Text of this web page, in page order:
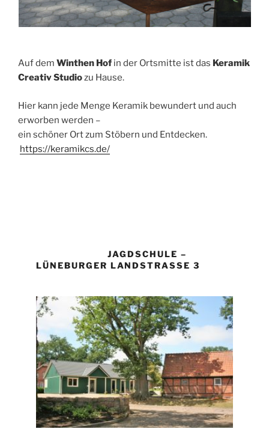
Auf dem Winthen Hof in der Ortsmitte ist das Keramik
Creativ Studiozu Hause.
Hier kann jede Menge Keramik bewundert und auch
erworben werden –
ein schöner Ort zum Stöbern und Entdecken.
https://keramikcs.de/
JAGDSCHULE –
LÜNEBURGER LANDSTRASSE 3